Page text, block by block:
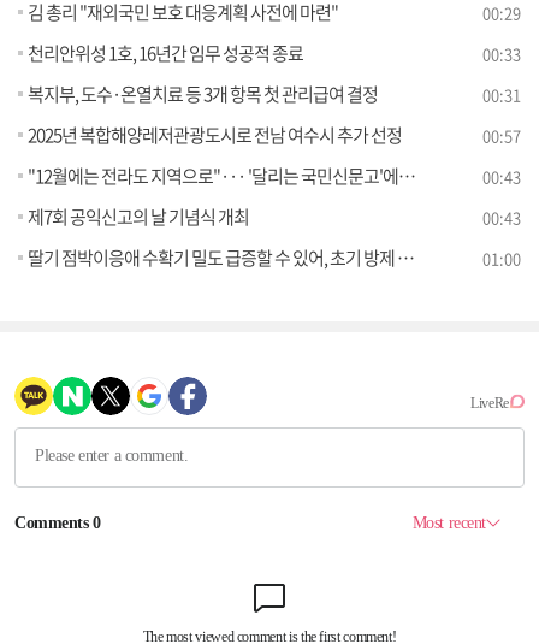
김 총리 "재외국민 보호 대응계획 사전에 마련" 00:29
천리안위성 1호, 16년간 임무 성공적 종료 00:33
복지부, 도수·온열치료 등 3개 항목 첫 관리급여 결정 00:31
2025년 복합해양레저관광도시로 전남 여수시 추가 선정 00:57
"12월에는 전라도 지역으로"··· '달리는 국민신문고'에서 고충 해결하세요 00:43
제7회 공익신고의 날 기념식 개최 00:43
딸기 점박이응애 수확기 밀도 급증할 수 있어, 초기 방제 필수 01:00